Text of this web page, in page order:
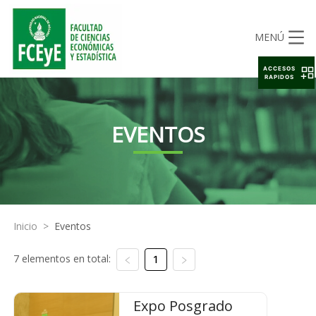
MENÚ
EVENTOS
Inicio > Eventos
7 elementos en total: 1
Expo Posgrado
ACCESOS
RAPIDOS